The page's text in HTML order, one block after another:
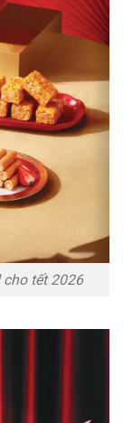
cho tết 2026